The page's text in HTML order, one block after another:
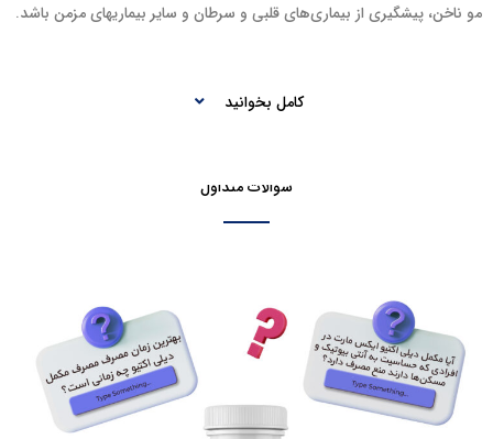
مو ناخن، پیشگیری از بیماری‌های قلبی و سرطان و سایر بیماریهای مزمن باشد.
کامل بخوانید
سوالات متداول